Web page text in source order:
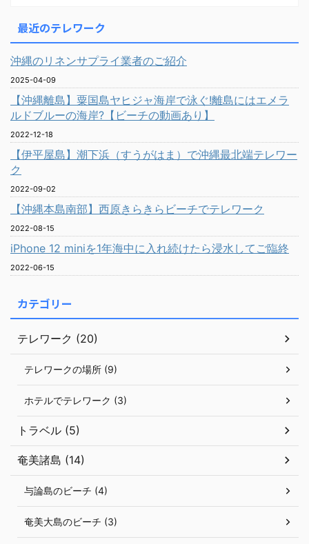
最近のテレワーク
沖縄のリネンサプライ業者のご紹介
2025-04-09
【沖縄離島】粟国島ヤヒジャ海岸で泳ぐ!離島にはエメラ
ルドブルーの海岸?【ビーチの動画あり】
2022-12-18
【伊平屋島】潮下浜（すうがはま）で沖縄最北端テレワー
ク
2022-09-02
【沖縄本島南部】西原きらきらビーチでテレワーク
2022-08-15
iPhone 12 miniを1年海中に入れ続けたら浸水してご臨終
2022-06-15
カテゴリー
テレワーク (20)
テレワークの場所 (9)
ホテルでテレワーク (3)
トラベル (5)
奄美諸島 (14)
与論島のビーチ (4)
奄美大島のビーチ (3)